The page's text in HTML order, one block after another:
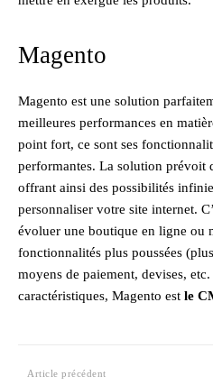
Magento
Magento est une solution
meilleures performances en
point fort, ce sont ses
performantes. La solution prévoit
offrant ainsi des possibilités
personnaliser votre site internet.
évoluer une boutique en ligne ou
fonctionnalités plus poussées
moyens de paiement, devises,
caractéristiques, Magento est le
Article précédent